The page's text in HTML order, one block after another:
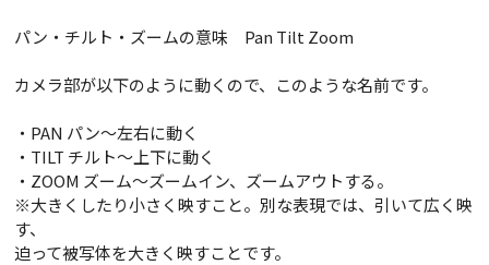
パン・チルト・ズームの意味 Pan Tilt Zoom
カメラ部が以下のように動くので、このような名前です。
・PAN パン～左右に動く
・TILT チルト～上下に動く
・ZOOM ズーム～ズームイン、ズームアウトする。
※大きくしたり小さく映すこと。別な表現では、引いて広く映
す、
迫って被写体を大きく映すことです。